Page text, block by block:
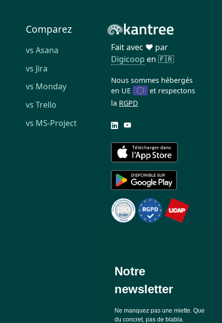
Comparez
vs Asana
vs Jira
vs Monday
vs Trello
vs MS-Project
Fait avec ❤️ par
Digicoop en 🇫🇷
Nous sommes hébergés
en UE
et respectons
la RGPD